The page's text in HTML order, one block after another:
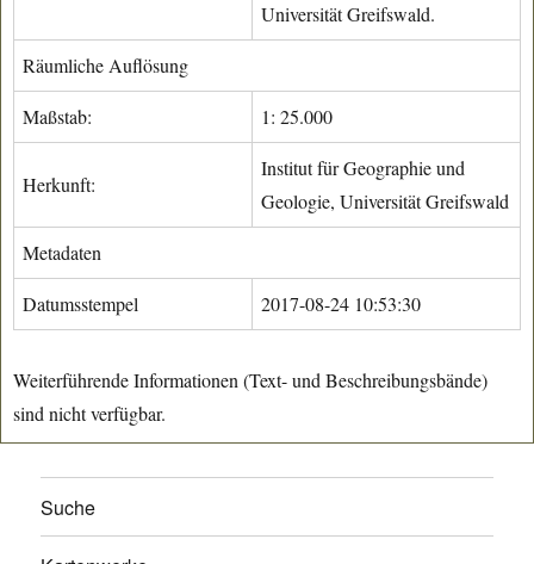
Universität Greifswald.
Räumliche Auflösung
Maßstab: 1: 25.000
Herkunft:
Institut für Geographie und
Geologie, Universität Greifswald
Metadaten
Datumsstempel 2017-08-24 10:53:30
Weiterführende Informationen (Text- und Beschreibungsbände)
sind nicht verfügbar.
Suche